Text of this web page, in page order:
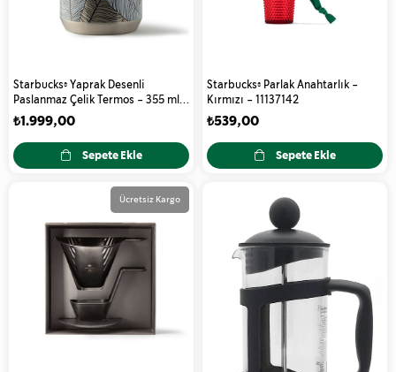
Starbucks® Yaprak Desenli
Paslanmaz Çelik Termos - 355 ml -
11116828
₺1.999,00
Sepete Ekle
Starbucks® Parlak Anahtarlık -
Kırmızı - 11137142
₺539,00
Sepete Ekle
Ücretsiz Kargo